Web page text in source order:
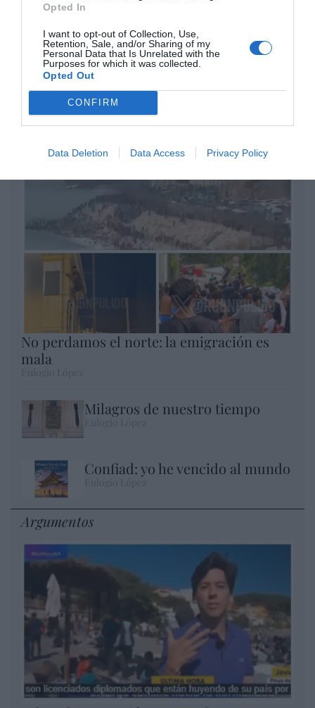
Opted In
I want to opt-out of Collection, Use,
Retention, Sale, and/or Sharing of my
Personal Data that Is Unrelated with the
Purposes for which it was collected.
Opted Out
CONFIRM
Data Deletion Data Access Privacy Policy
investigación judicial sobre la aerolínea
por Redacción
Artículos anteriores
por Eulogio López
No perdamos el norte: la emigración es
mala
Milagros de nuestro tiempo
Confiad: yo he vencido al mundo
Argumentos